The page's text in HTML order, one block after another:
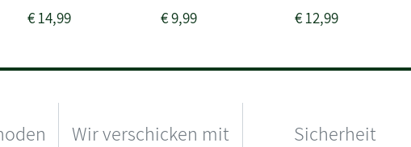
€14,99 €9,99 €12,99
Wir verschicken mit Sicherheit